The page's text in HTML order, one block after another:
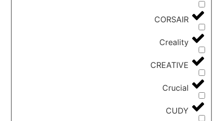
CORSAIR
Creality
CREATIVE
Crucial
CUDY